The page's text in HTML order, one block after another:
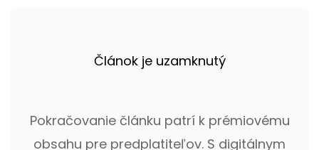
Článok je uzamknutý
Pokračovanie článku patrí k prémiovému
obsahu pre predplatiteľov. S digitálnym